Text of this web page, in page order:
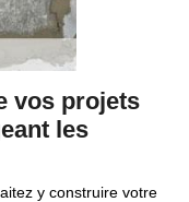
vos projets
les
y construire votre